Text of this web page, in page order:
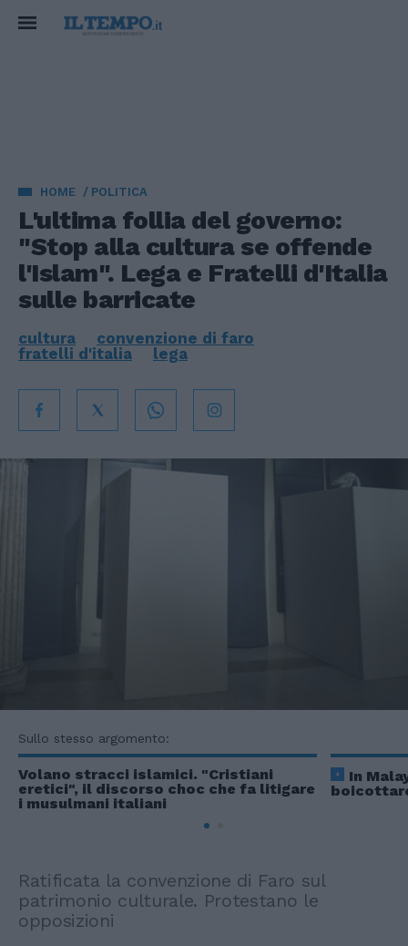
HOME POLITICA
L'ultima follia del governo:
"Stop alla cultura se offende
l'Islam". Lega e Fratelli d'Italia
sulle barricate
cultura
convenzione di faro
fratelli d'italia
lega
Sullo stesso argomento:
Volano stracci islamici. "Cristiani
eretici", il discorso choc che fa litigare
i musulmani italiani
In
Ratificata la convenzione di Faro sul
patrimonio culturale. Protestano le
opposizioni